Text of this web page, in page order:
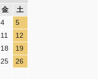
金
土
4
5
11
12
18
19
25
26